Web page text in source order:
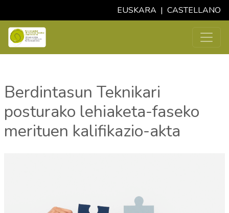
EUSKARA | CASTELLANO
Berdintasun Teknikari
posturako lehiaketa-faseko
merituen kalifikazio-akta